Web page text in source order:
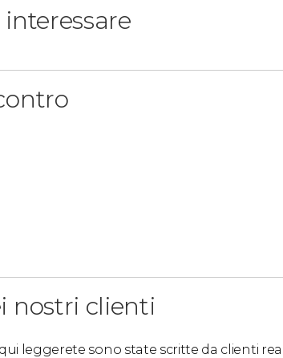
nostri clienti
leggerete sono state scritte da clienti